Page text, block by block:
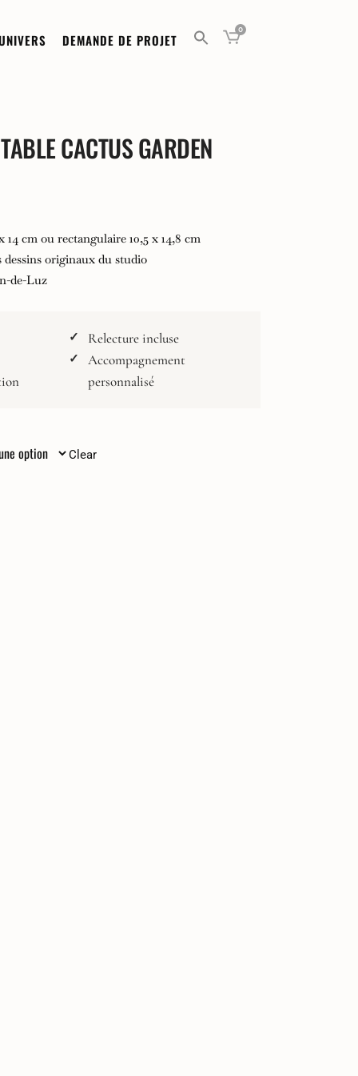
0
DEMANDE DE PROJET
CACTUS GARDEN
cm ou rectangulaire 10,5 x 14,8 cm
originaux du studio
de-Luz
Relecture incluse
Accompagnement
personnalisé
Clear